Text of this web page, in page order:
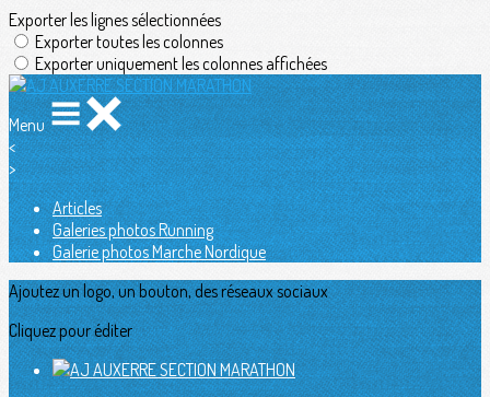
Exporter les lignes sélectionnées
Exporter toutes les colonnes
Exporter uniquement les colonnes affichées
Menu
<
>
Articles
Galeries photos Running
Galerie photos Marche Nordique
Ajoutez un logo, un bouton, des réseaux sociaux
Cliquez pour éditer